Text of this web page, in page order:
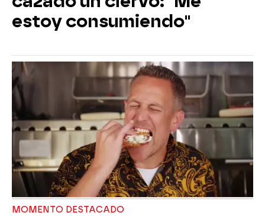
estoy consumiendo"
MOMENTO DESTACADO